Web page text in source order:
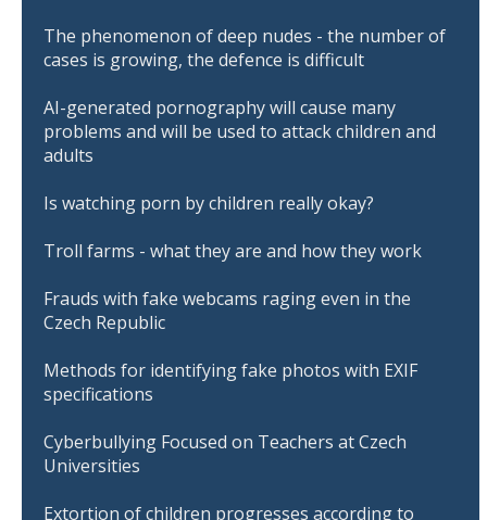
The phenomenon of deep nudes - the number of
cases is growing, the defence is difficult
AI-generated pornography will cause many
problems and will be used to attack children and
adults
Is watching porn by children really okay?
Troll farms - what they are and how they work
Frauds with fake webcams raging even in the
Czech Republic
Methods for identifying fake photos with EXIF
specifications
Cyberbullying Focused on Teachers at Czech
Universities
Extortion of children progresses according to